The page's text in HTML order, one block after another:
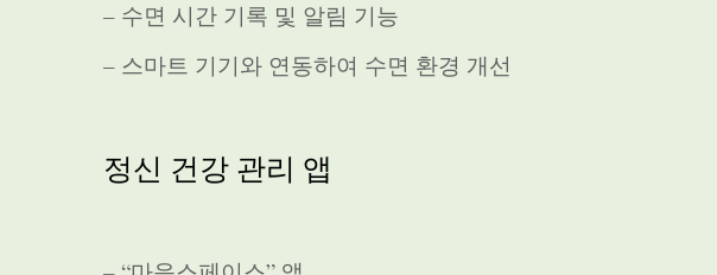
– 수면 시간 기록 및 알림 기능
– 스마트 기기와 연동하여 수면 환경 개선
정신 건강 관리 앱